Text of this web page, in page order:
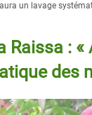
un lavage
Raissa :
des